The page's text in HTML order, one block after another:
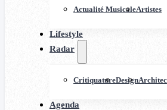
Actualité MusicaleArtistes
Lifestyle
Radar
CritiquatureDesign
Agenda